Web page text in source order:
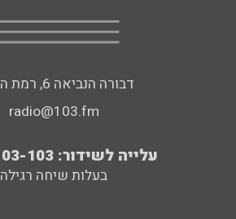
דבורה הנביאה 6, רמת השרון
radio@103.fm
עלייה לשידור: 0552-103-103
בעלות שיחה רגילה